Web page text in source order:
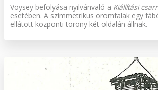
Voysey befolyása nyilvánvaló a Kiállítási
esetében. A szimmetrikus oromfalak egy
ellátott központi torony két oldalán állnak.